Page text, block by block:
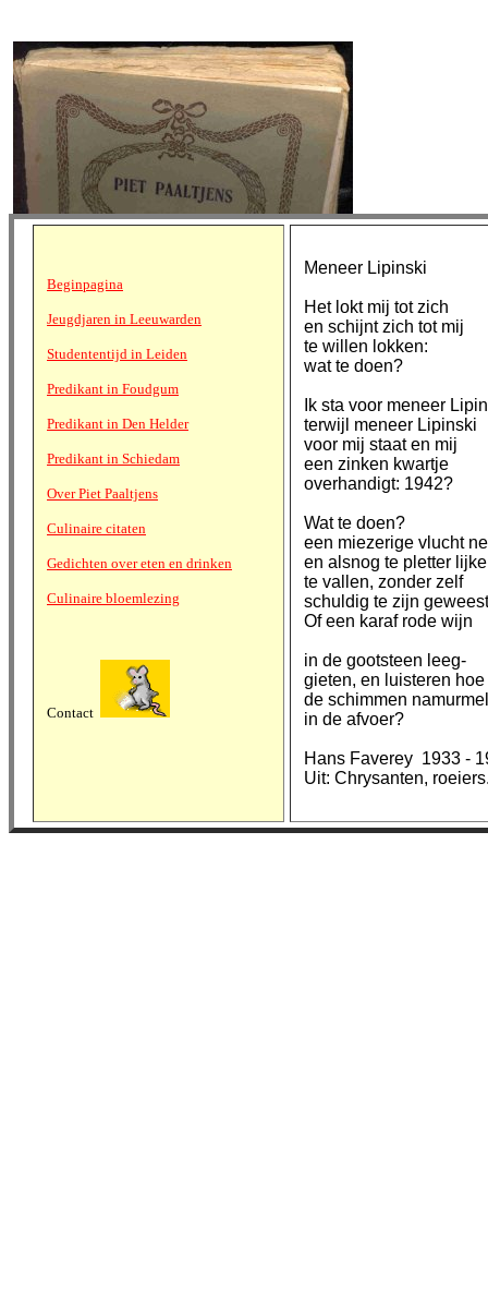
Beginpagina
Jeugdjaren in Leeuwarden
Studententijd in Leiden
Predikant in Foudgum
Predikant in Den Helder
Predikant in Schiedam
Over Piet Paaltjens
Culinaire citaten
Gedichten over eten en drinken
Culinaire bloemlezing
Contact
Meneer Lipinski
Het lokt mij tot zich
en schijnt zich tot mij
te willen lokken:
wat te doen?
Ik sta voor meneer
terwijl meneer Lipinski
voor mij staat en mij
een zinken kwartje
overhandigt: 1942?
Wat te doen?
een miezerige vlucht
en alsnog te pletter
te vallen, zonder zelf
schuldig te zijn
Of een karaf rode wijn
in de gootsteen leeg-
gieten, en luisteren hoe
de schimmen
in de afvoer?
Hans Faverey 1933 -
Uit: Chrysanten,